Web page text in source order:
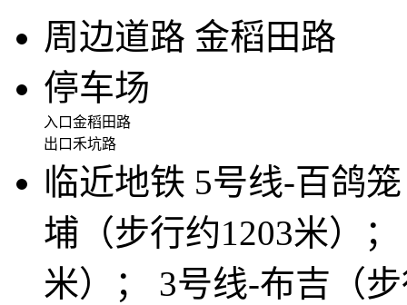
周边道路 金稻田路
停车场
入口金稻田路
出口 禾坑路
临近地铁 5号线-百鸽
埔（步行约1203米）
米）； 3号线-布吉（